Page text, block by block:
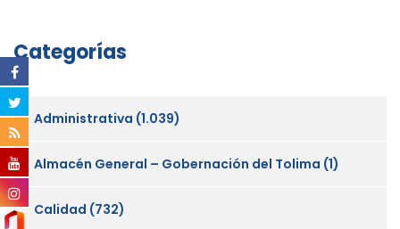
Categorías
Administrativa (1.039)
Almacén General – Gobernación del Tolima (1)
Calidad (732)